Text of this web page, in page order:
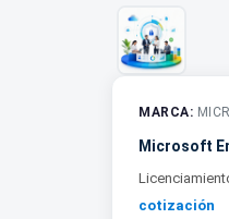
MARCA:
Microsoft
cotización